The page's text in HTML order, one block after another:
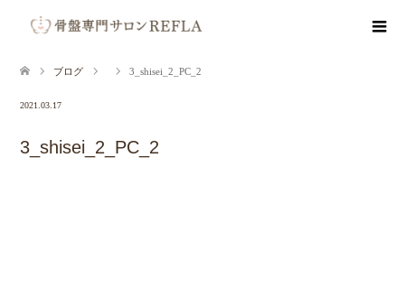
ブログ 3_shisei_2_PC_2
2021.03.17
3_shisei_2_PC_2